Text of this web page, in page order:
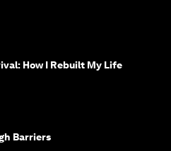
How I Rebuilt My Life
Barriers